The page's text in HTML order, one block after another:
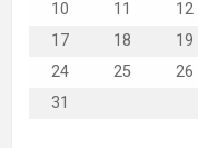
10
11 12
17
18 19
24
25 26
31